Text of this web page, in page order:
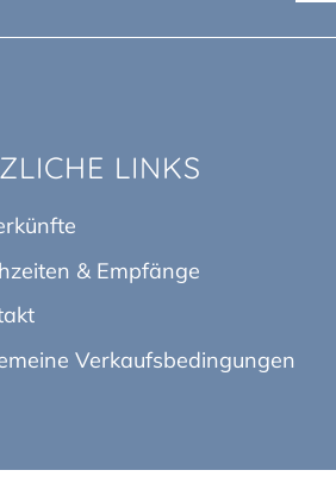
LINKS
& Empfänge
Verkaufsbedingungen